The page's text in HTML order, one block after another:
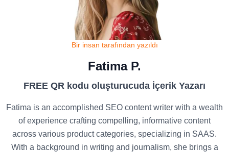
Bir insan tarafından yazıldı
Fatima P.
FREE QR kodu oluşturucuda İçerik Yazarı
Fatima is an accomplished SEO content writer with a wealth
of experience crafting compelling, informative content
across various product categories, specializing in SAAS.
With a background in writing and journalism, she brings a